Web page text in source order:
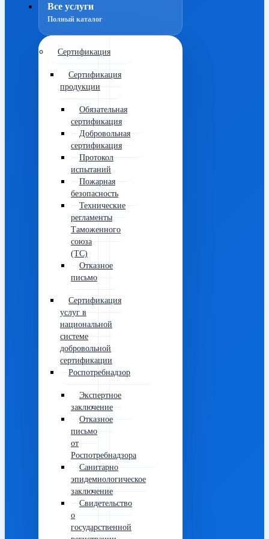
Все услуги
Полный каталог
Сертификация
Сертификация
продукции
Обязательная
сертификация
Добровольная
сертификация
Протокол
испытаний
Пожарная
безопасность
Технические
регламенты
Таможенного
союза
(ТС)
Отказное
письмо
Сертификация
услуг в
национальной
системе
добровольной
сертификации
Роспотребнадзор
Экспертное
заключение
Отказное
письмо
от
Роспотребнадзора
Санитарно
эпидемиологическое
заключение
Свидетельство
о
государственной